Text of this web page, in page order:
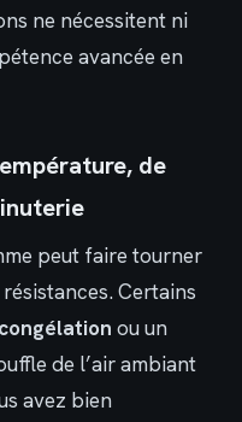
ne nécessitent ni
avancée en
de
peut faire tourner
Certains
ou un
de l’air ambiant
avez bien